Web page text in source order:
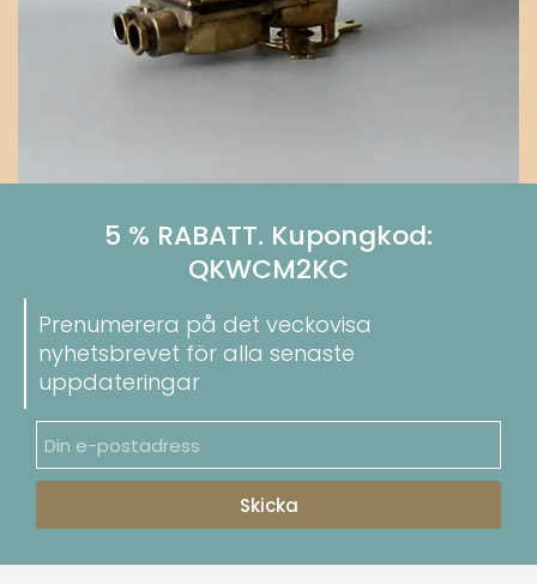
5 % RABATT. Kupongkod:
QKWCM2KC
Prenumerera på det veckovisa
nyhetsbrevet för alla senaste
uppdateringar
Skicka